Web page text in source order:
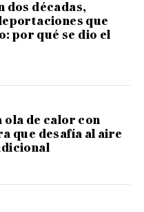
dos décadas,
que
por qué se dio el
ola de calor con
que desafía al aire